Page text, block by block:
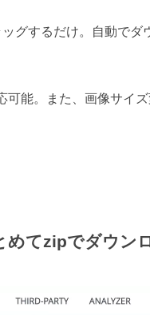
するだけ。自動でダ
可能。また、画像サイ
てzipでダウン